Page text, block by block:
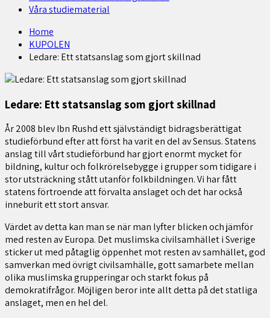
Våra studiematerial
Home
KUPOLEN
Ledare: Ett statsanslag som gjort skillnad
Ledare: Ett statsanslag som gjort skillnad
År 2008 blev Ibn Rushd ett självständigt bidragsberättigat
studieförbund efter att först ha varit en del av Sensus. Statens
anslag till vårt studieförbund har gjort enormt mycket för
bildning, kultur och folkrörelsebygge i grupper som tidigare i
stor utsträckning stått utanför folkbildningen. Vi har fått
statens förtroende att förvalta anslaget och det har också
inneburit ett stort ansvar.
Värdet av detta kan man se när man lyfter blicken och jämför
med resten av Europa. Det muslimska civilsamhället i Sverige
sticker ut med påtaglig öppenhet mot resten av samhället, god
samverkan med övrigt civilsamhälle, gott samarbete mellan
olika muslimska grupperingar och starkt fokus på
demokratifrågor. Möjligen beror inte allt detta på det statliga
anslaget, men en hel del.